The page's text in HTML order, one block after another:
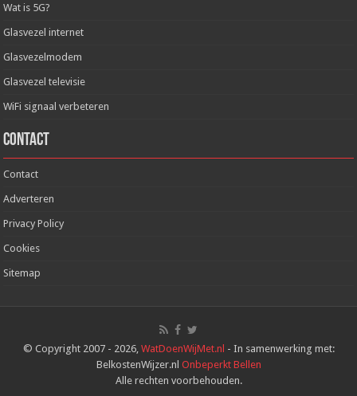
Wat is 5G?
Glasvezel internet
Glasvezelmodem
Glasvezel televisie
WiFi signaal verbeteren
Contact
Contact
Adverteren
Privacy Policy
Cookies
Sitemap
© Copyright 2007 - 2026, WatDoenWijMet.nl - In samenwerking met:
BelkostenWijzer.nl Onbeperkt Bellen
Alle rechten voorbehouden.